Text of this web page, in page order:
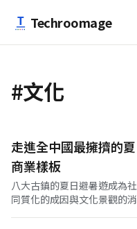
Techroomage
#文化
走進全中國最擁擠的
商業樣板
八大古鎮的夏日避暑遊成為
同質化的成因與文化景觀的